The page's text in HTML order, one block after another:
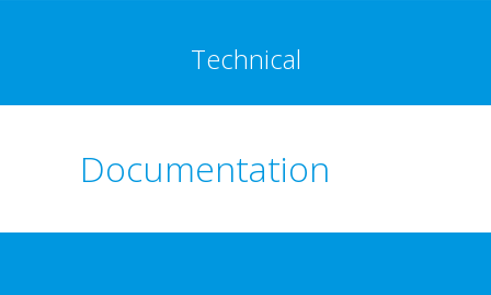
Technical
Documentation